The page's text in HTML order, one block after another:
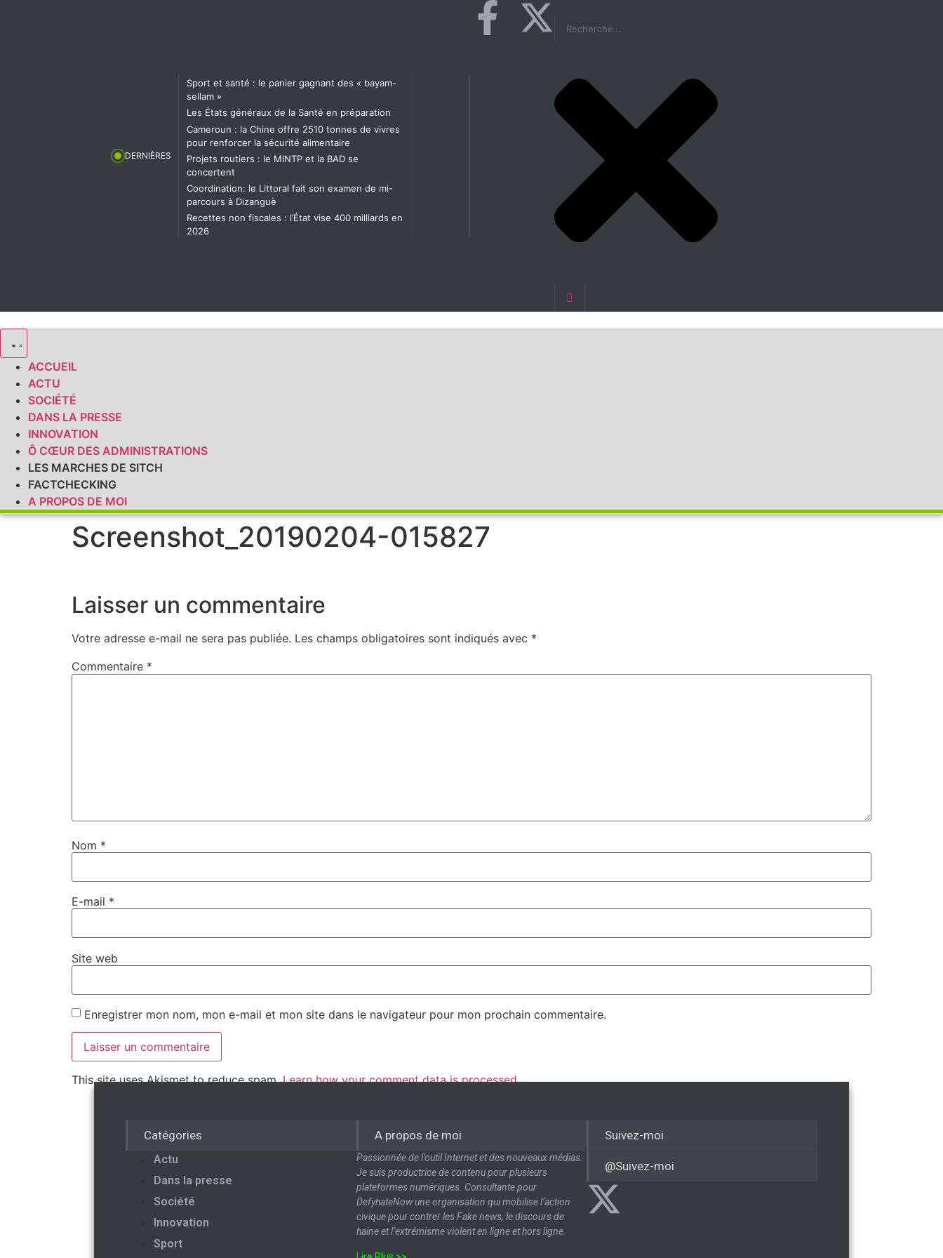
DERNIÈRES
Sport et santé : le panier gagnant des « bayam-
sellam »
Les États généraux de la Santé en préparation
Cameroun : la Chine offre 2510 tonnes de vivres
pour renforcer la sécurité alimentaire
Projets routiers : le MINTP et la BAD se
concertent
Coordination: le Littoral fait son examen de mi-
parcours à Dizanguè
Recettes non fiscales : l’État vise 400 milliards en
2026
ACCUEIL
ACTU
SOCIÉTÉ
DANS LA PRESSE
INNOVATION
Ô CŒUR DES ADMINISTRATIONS
LES MARCHES DE SITCH
FACTCHECKING
A PROPOS DE MOI
Screenshot_20190204-015827
Laisser un commentaire
Votre adresse e-mail ne sera pas publiée. Les champs obligatoires sont indiqués avec *
Commentaire *
Nom *
E-mail *
Site web
Enregistrer mon nom, mon e-mail et mon site dans le navigateur pour mon prochain commentaire.
This site uses Akismet to reduce spam.Learn how your comment data is processed.
Catégories
Actu
Dans la presse
Société
Innovation
Sport
A propos de moi
Passionnée de l’outil Internet et des nouveaux médias.
Je suis productrice de contenu pour plusieurs
plateformes numériques. Consultante pour
DefyhateNow une organisation qui mobilise l’action
civique pour contrer les Fake news, le discours de
haine et l’extrémisme violent en ligne et hors ligne.
Suivez-moi
@Suivez-moi